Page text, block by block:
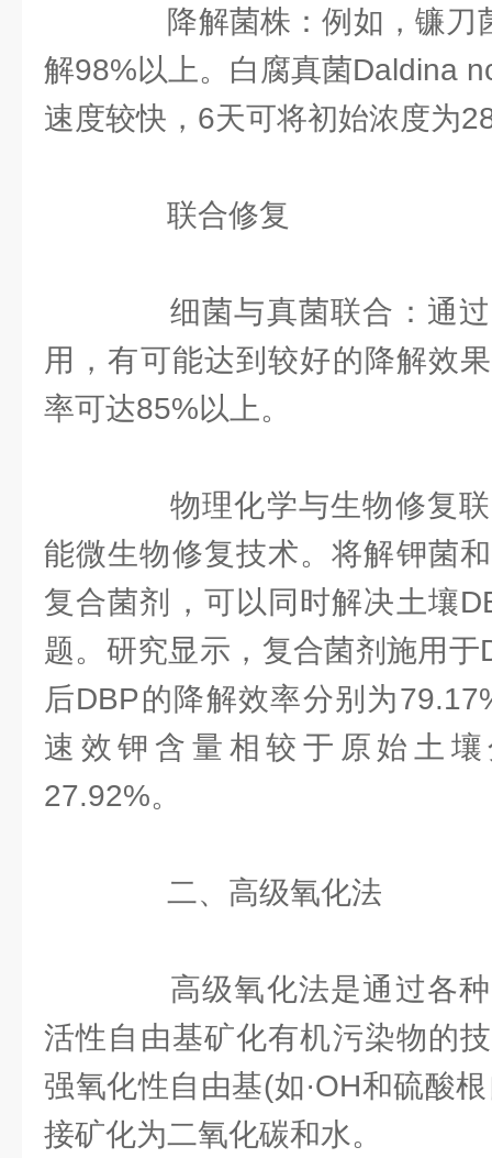
降解菌株：例如，镰刀
解98%以上。白腐真菌Daldina
速度较快，6天可将初始浓度为
联合修复
细菌与真菌联合：通过
用，有可能达到较好的降解效
率可达85%以上。
物理化学与生物修复联
能微生物修复技术。将解钾菌
复合菌剂，可以同时解决土壤
题。研究显示，复合菌剂施用
后DBP的降解效率分别为
速效钾含量相较于原始土壤
27.92%。
二、高级氧化法
高级氧化法是通过各种
活性自由基矿化有机污染物的
强氧化性自由基(如·OH和硫酸
接矿化为二氧化碳和水。